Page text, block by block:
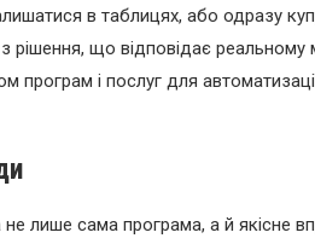
в таблицях, або одразу
рішення, що відповідає реальному
програм і послуг для
лише сама програма, а й якісне